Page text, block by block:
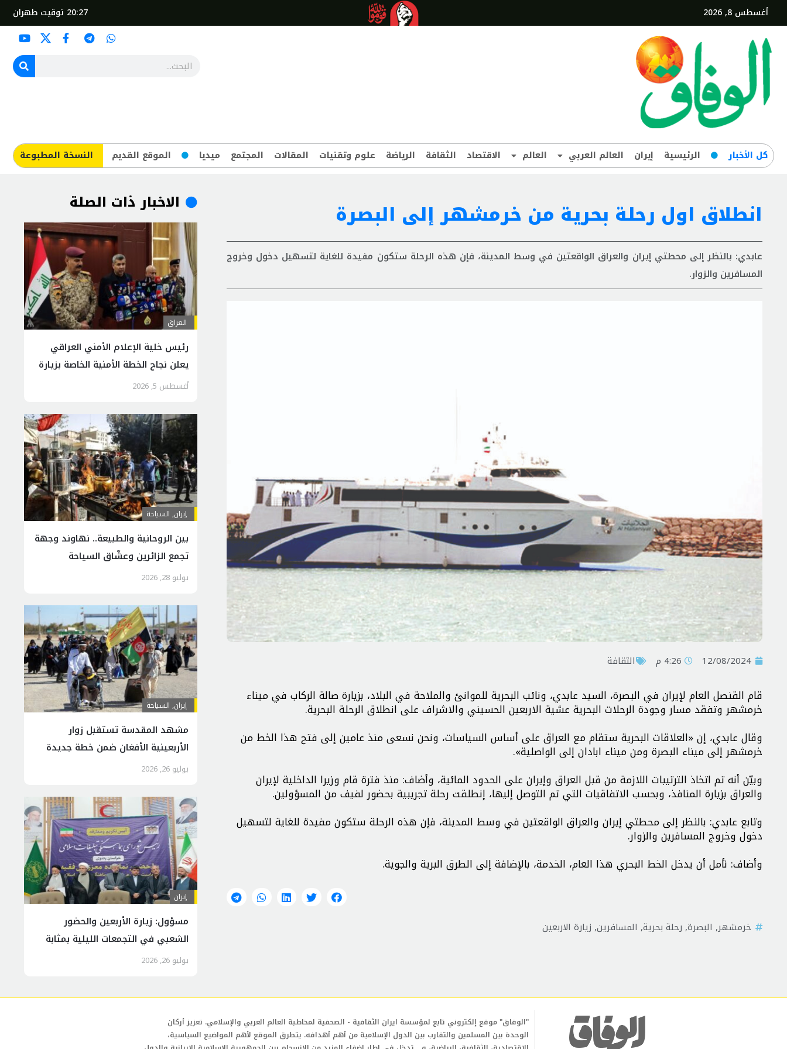
أغسطس 8, 2026 20:27 توقيت طهران
کل‌ الأخبار الرئيسية إيران العالم العربي العالم الاقتصاد الثقافة الرياضة علوم وتقنيات المقالات المجتمع ميديا الموقع القديم ​النسخة المطبوعة
انطلاق اول رحلة بحریة من خرمشهر إلى البصرة
عابدي: بالنظر إلى محطتي إيران والعراق الواقعتين في وسط المدينة، فإن هذه الرحلة ستكون مفيدة للغاية لتسهيل دخول وخروج
المسافرين والزوار.
12/08/2024 4:26 م الثقافة
قام القنصل العام لإيران في البصرة، السید عابدي، ونائب البحرية للموانئ والملاحة في البلاد، بزيارة صالة الركاب في ميناء
خرمشهر وتفقد مسار وجودة الرحلات البحرية عشية الاربعین الحسيني والاشراف علی انطلاق الرحلة البحریة.
وقال عابدي، إن «العلاقات البحرية ستقام مع العراق على أساس السياسات، ونحن نسعى منذ عامين إلى فتح هذا الخط من
خرمشهر إلى ميناء البصرة ومن ميناء ابادان إلى الواصلية».
وبيّن أنه تم اتخاذ الترتيبات اللازمة من قبل العراق وإيران على الحدود المائية، وأضاف: منذ فترة قام وزيرا الداخلية لإیران
والعراق بزيارة المنافذ، وبحسب الاتفاقيات التي تم التوصل إليها، إنطلقت رحلة تجريبية بحضور لفيف من المسؤولين.
وتابع عابدي: بالنظر إلى محطتي إيران والعراق الواقعتين في وسط المدينة، فإن هذه الرحلة ستكون مفيدة للغاية لتسهيل
دخول وخروج المسافرين والزوار.
وأضاف: نأمل أن یدخل الخط البحري هذا العام، الخدمة، بالإضافة إلى الطرق البرية والجوية.
خرمشهر, البصرة, رحلة بحرية, المسافرين, زيارة الاربعين
الاخبار ذات الصلة
العراق
رئيس خلية الإعلام الأمني العراقي
يعلن نجاح الخطة الأمنية الخاصة بزيارة
الأربعين
أغسطس 5, 2026
إيران, السياحة
بين الروحانية والطبيعة.. نهاوند وجهة
تجمع الزائرين وعشّاق السياحة
يوليو 28, 2026
إيران, السياحة
مشهد المقدسة تستقبل زوار
الأربعينية الأفغان ضمن خطة جديدة
للضيافة
يوليو 26, 2026
إيران
مسؤول: زيارة الأربعين والحضور
الشعبي في التجمعات الليلية بمثابة
نوع من التدريب
يوليو 26, 2026
"الوفاق" موقع إلكتروني تابع لمؤسسة ايران الثقافية - الصحفية لمخاطبة العالم العربي والإسلامي. تعزيز أركان
الوحدة بين المسلمين والتقارب بين الدول الإسلامية من أهم أهدافه. يتطرق الموقع لأهم المواضيع السياسية،